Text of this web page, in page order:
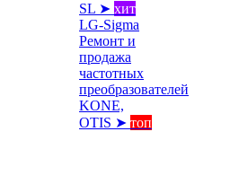
SL ➤ хит
LG-Sigma
Ремонт и
продажа
частотных
преобразователей
KONE,
OTIS ➤ топ